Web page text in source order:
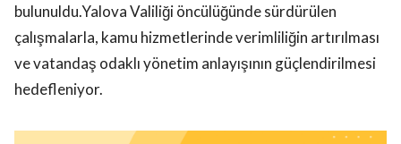
bulunuldu.Yalova Valiliği öncülüğünde sürdürülen
çalışmalarla, kamu hizmetlerinde verimliliğin artırılması
ve vatandaş odaklı yönetim anlayışının güçlendirilmesi
hedefleniyor.